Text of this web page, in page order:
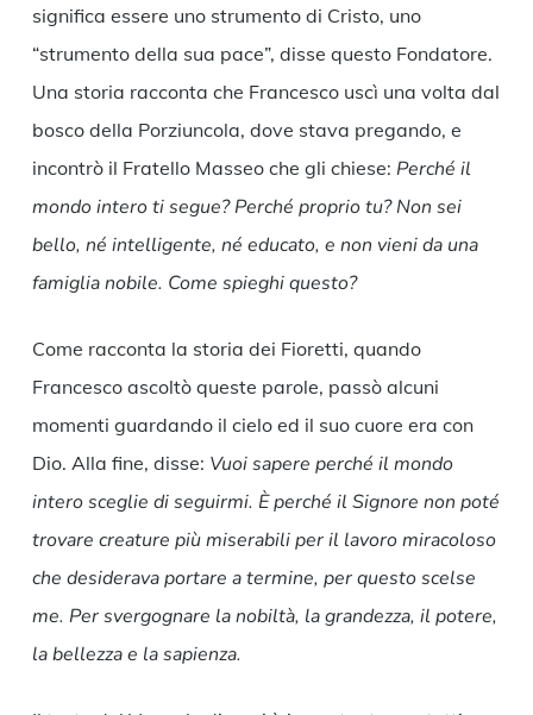
significa essere uno strumento di Cristo, uno
“strumento della sua pace”, disse questo Fondatore.
Una storia racconta che Francesco uscì una volta dal
bosco della Porziuncola, dove stava pregando, e
incontrò il Fratello Masseo che gli chiese: Perché il
mondo intero ti segue? Perché proprio tu? Non sei
bello, né intelligente, né educato, e non vieni da una
famiglia nobile. Come spieghi questo?
Come racconta la storia dei Fioretti, quando
Francesco ascoltò queste parole, passò alcuni
momenti guardando il cielo ed il suo cuore era con
Dio. Alla fine, disse: Vuoi sapere perché il mondo
intero sceglie di seguirmi. È perché il Signore non poté
trovare creature più miserabili per il lavoro miracoloso
che desiderava portare a termine, per questo scelse
me. Per svergognare la nobiltà, la grandezza, il potere,
la bellezza e la sapienza.